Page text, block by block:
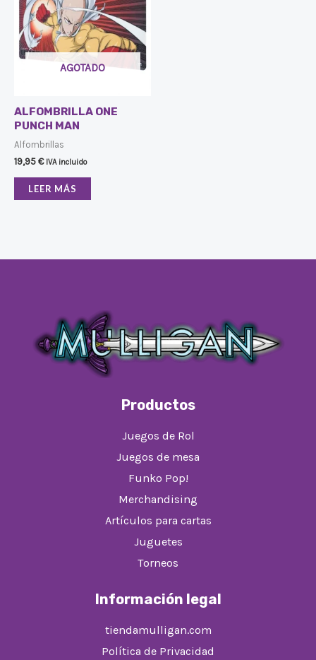
AGOTADO
ALFOMBRILLA ONE
PUNCH MAN
Alfombrillas
19,95€ IVA incluido
LEER MÁS
Productos
Juegos de Rol
Juegos de mesa
Funko Pop!
Merchandising
Artículos para cartas
Juguetes
Torneos
Información legal
tiendamulligan.com
Política de Privacidad